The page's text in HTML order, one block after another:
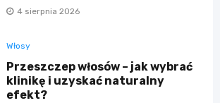
4 sierpnia 2026
Włosy
Przeszczep włosów – jak wybrać
klinikę i uzyskać naturalny
efekt?